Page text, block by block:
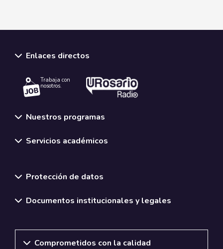
Enlaces directos
Trabaja con
nosotros.
Nuestros programas
Servicios académicos
Protección de datos
Documentos institucionales y legales
Comprometidos con la calidad